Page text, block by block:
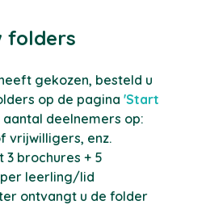
folders
gekozen, besteld u
op de pagina 'Start
aantal deelnemers op:
vrijwilligers, enz.
3 brochures + 5
leerling/lid
ontvangt u de folder